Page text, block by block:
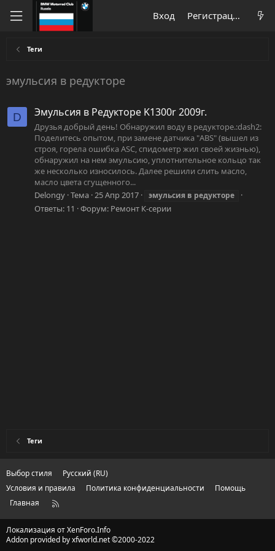
Вход Регистрация
Теги
эмульсия в редукторе
D Эмульсия в Редукторе K1300r 2009г.
Друзья добрый день! Обнаружил воду в редукторе.:dash2:
Поделитесь опытом, при замене датчика "ABS" (вышел из
строя, горела ошибка ASC, спидометр жил своей жизнью),
обнаружил на нем эмульсию, уплотнительное кольцо так
же несколько износилось. Далее решили слить масло,
масло цвета сгущенного...
Delongy Тема 25 Апр 2017 эмульсия в редукторе
Ответы: 11 Форум: Ремонт К-серии
Теги
Выбор стиля
Русский (RU)
Условия и правила
Политика конфиденциальности
Помощь
Главная
R
Локализация отXenForo.Info
Addon provided by xfworld.net ©2000-2022